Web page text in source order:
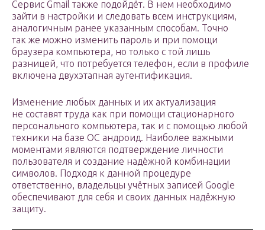
Сервис Gmail также подойдёт. В нем необходимо
зайти в настройки и следовать всем инструкциям,
аналогичным ранее указанным способам. Точно
так же можно изменить пароль и при помощи
браузера компьютера, но только с той лишь
разницей, что потребуется телефон, если в профиле
включена двухэтапная аутентификация.
Изменение любых данных и их актуализация
не составят труда как при помощи стационарного
персонального компьютера, так и с помощью любой
техники на базе ОС андроид. Наиболее важными
моментами являются подтверждение личности
пользователя и создание надёжной комбинации
символов. Подходя к данной процедуре
ответственно, владельцы учётных записей Google
обеспечивают для себя и своих данных надёжную
защиту.